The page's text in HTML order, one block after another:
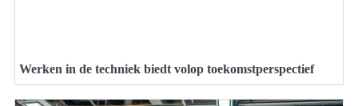
Werken in de techniek biedt volop toekomstperspectief